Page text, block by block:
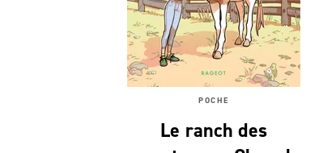
POCHE
Le ranch des